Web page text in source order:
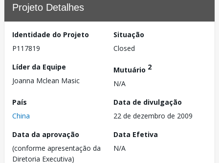
Projeto Detalhes
Identidade do Projeto
P117819
Situação
Closed
Líder da Equipe
Joanna Mclean Masic
Mutuário 2
N/A
País
China
Data de divulgação
22 de dezembro de 2009
Data da aprovação
(conforme apresentação da
Diretoria Executiva)
Data Efetiva
N/A